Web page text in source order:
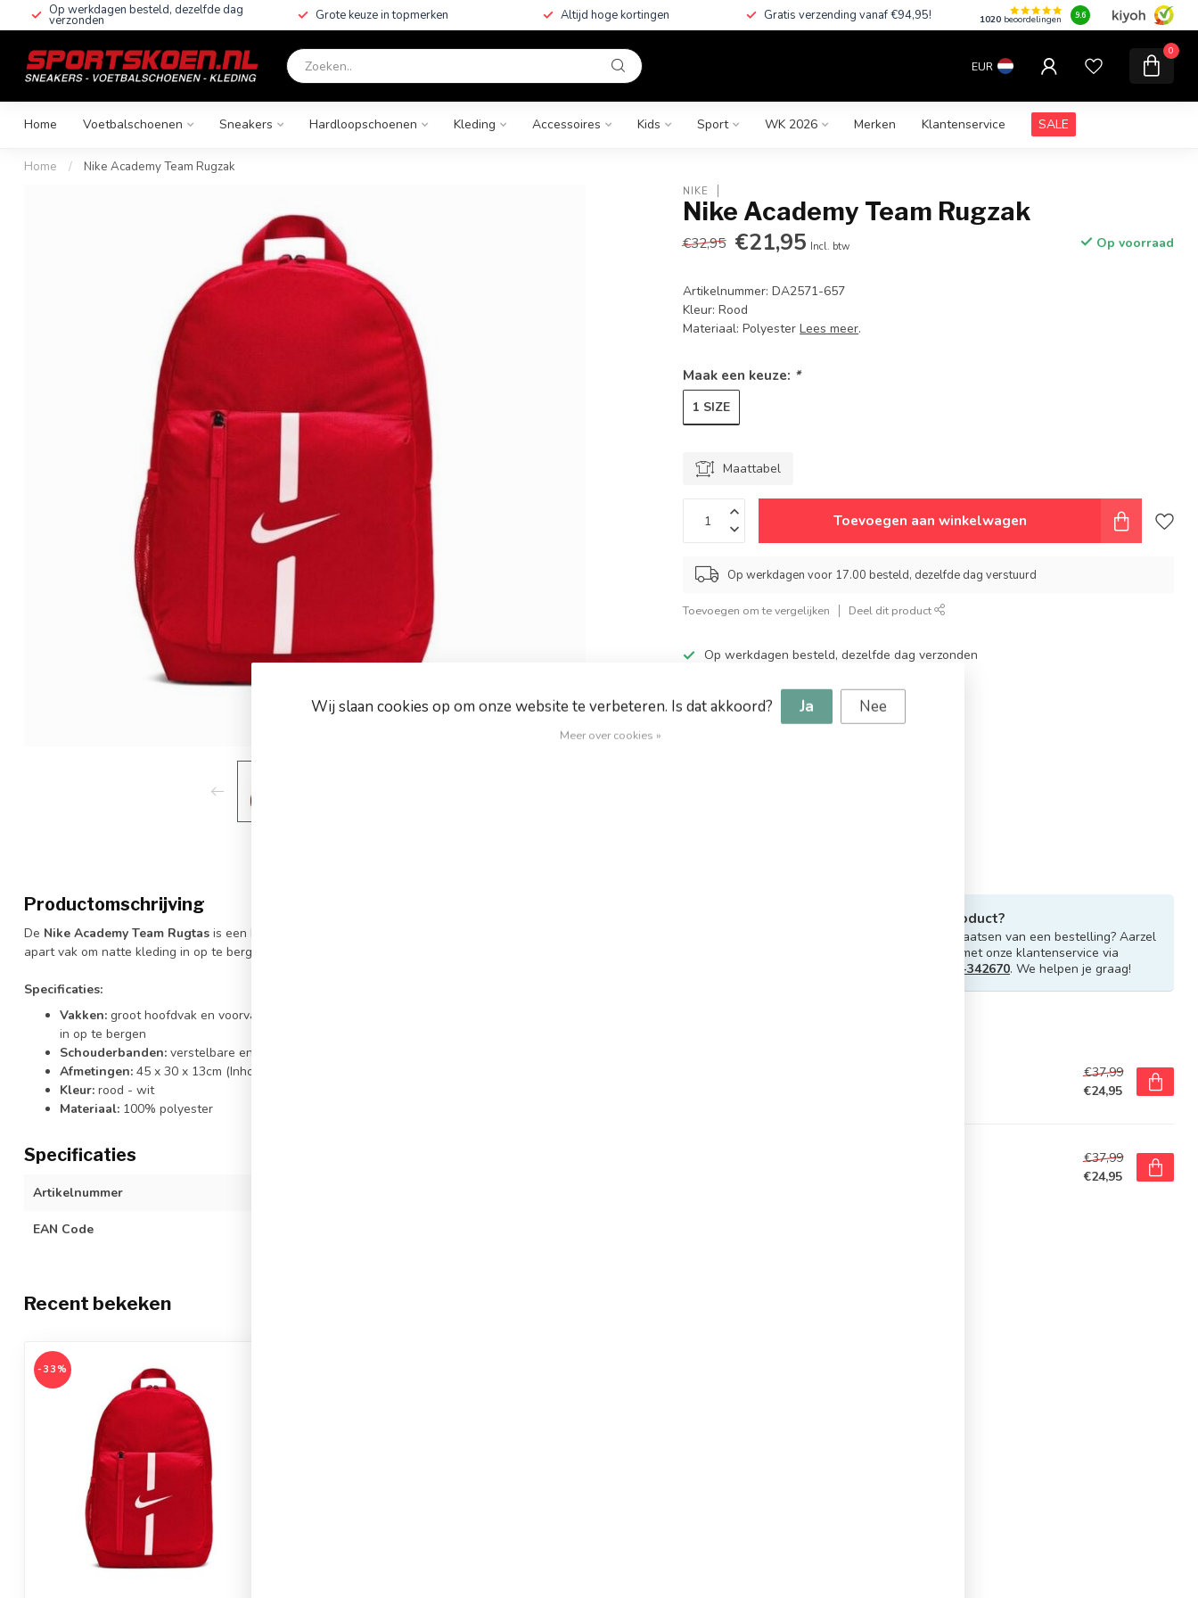
Op werkdagen besteld, dezelfde dag
verzonden Grote keuze in topmerken Altijd hoge kortingen Gratis verzending vanaf €94,95! 1020 beoordelingen 9.6
EUR
0
Home Voetbalschoenen Sneakers Hardloopschoenen Kleding Accessoires Kids Sport WK 2026 Merken Klantenservice SALE
Home / Nike Academy Team Rugzak
NIKE
Nike Academy Team Rugzak
€32,95 €21,95 Incl. btw Op voorraad
Artikelnummer: DA2571-657
Kleur: Rood
Materiaal: PolyesterLees meer.
Maak een keuze: *
1 SIZE
Maattabel
Toevoegen aan winkelwagen
Op werkdagen voor 17.00 besteld, dezelfde dag verstuurd
Toevoegen om te vergelijken Deel dit product
Op werkdagen besteld, dezelfde dag verzonden
Altijd hoge kortingen
Gratis verzending vanaf €94,95!
Productomschrijving
De Nike Academy Team Rugtas is een handige tas waar je veel spullen in kwijt kunt en die voorzien is van een
apart vak om natte kleding in op te bergen.
Specificaties:
Vakken: groot hoofdvak en voorvak met ritssluiting, een mesh zijvak; een apart vak binnenin om natte kleding
in op te bergen
Schouderbanden: verstelbare en gewateerde schouderbanden voor draagcomfort
Afmetingen: 45 x 30 x 13cm (Inhoud: 22 liter)
Kleur: rood - wit
Materiaal: 100% polyester
Specificaties
Artikelnummer
EAN Code
Heb je vragen over dit product?
Of heb je hulp nodig bij het plaatsen van een bestelling? Aarzel
niet om contact op te nemen met onze klantenservice via
0492-342670. We helpen je graag!
€37,99
€24,95
€37,99
€24,95
Recent bekeken
-33%
Wij slaan cookies op om onze website te verbeteren. Is dat akkoord? Ja Nee
Meer over cookies »